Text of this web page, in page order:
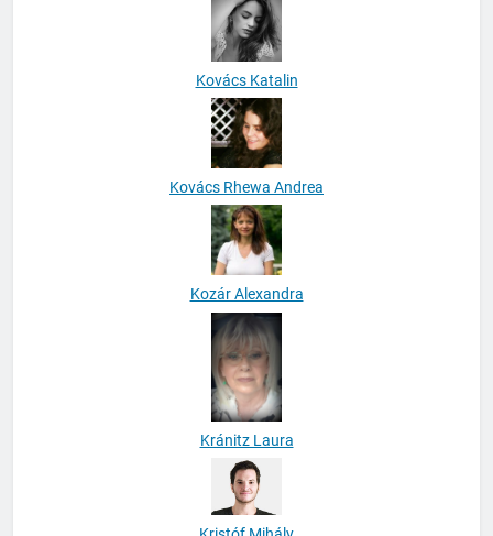
Kovács Katalin
Kovács Rhewa Andrea
Kozár Alexandra
Kránitz Laura